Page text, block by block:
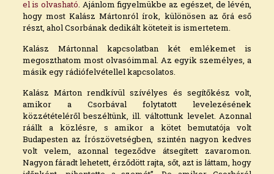
el is olvasható. Ajánlom figyelmükbe az egészet, de lévén,
hogy most Kalász Mártonról írok, különösen az őrá eső
részt, ahol Csorbának dedikált köteteit is ismertetem.
Kalász Mártonnal kapcsolatban két emlékemet is
megoszthatom most olvasóimmal. Az egyik személyes, a
másik egy rádiófelvétellel kapcsolatos.
Kalász Márton rendkívül szívélyes és segítőkész volt,
amikor a Csorbával folytatott levelezésének
közzétételéről beszéltünk, ill. váltottunk levelet. Azonnal
ráállt a közlésre, s amikor a kötet bemutatója volt
Budapesten az Írószövetségben, szintén nagyon kedves
volt velem, azonnal tegeződve átsegített zavaromon.
Nagyon fáradt lehetett, érződött rajta, sőt, azt is láttam, hogy